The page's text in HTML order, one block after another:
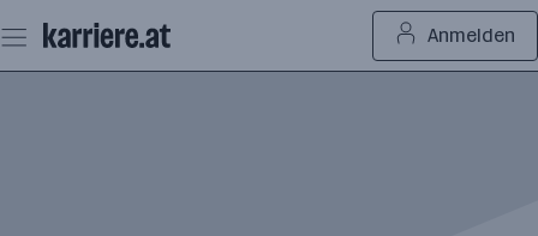
Seiteninhalt
springen
Anmelden